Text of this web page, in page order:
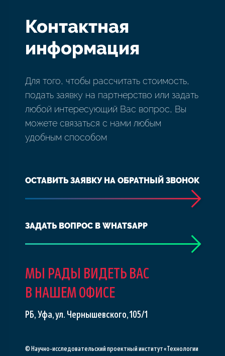
Контактная
информация
Для того, чтобы рассчитать стоимость,
подать заявку на партнерство или задать
любой интересующий Вас вопрос, Вы
можете связаться с нами любым
удобным способом
ОСТАВИТЬ ЗАЯВКУ НА ОБРАТНЫЙ ЗВОНОК
ЗАДАТЬ ВОПРОС В WHATSAPP
МЫ РАДЫ ВИДЕТЬ ВАС
В НАШЕМ ОФИСЕ
РБ, Уфа, ул. Чернышевского, 105/1
© Научно-исследовательский проектный институт «Технологии